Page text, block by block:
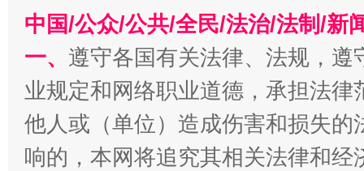
在谋一域中谋全局
中国/公众/公共/全民/法治/法制/新
一、 遵守各国有关法律、法规，
业规定和网络职业道德，承担法
他人或（单位）造成伤害和损失
响的，本网将追究其相关法律和